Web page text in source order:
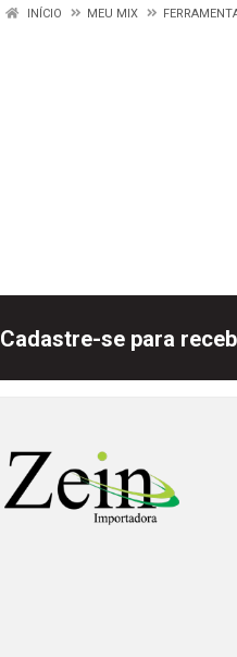
INÍCIO MEU MIX
Cadastre-se para